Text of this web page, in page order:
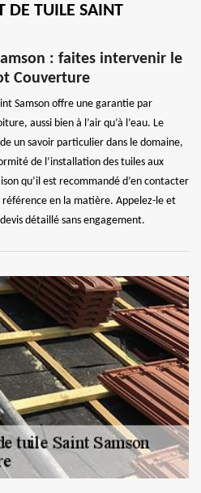
DE TUILE SAINT
: faites intervenir le
Couverture
Samson offre une garantie par
aussi bien à l’air qu’à l’eau. Le
un savoir particulier dans le domaine,
de l’installation des tuiles aux
qu’il est recommandé d’en contacter
en la matière. Appelez-le et
détaillé sans engagement.